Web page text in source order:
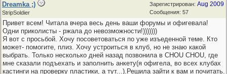
Зарегистрирован: Aug 2009
Сообщения: 57
Dreamka ;)
StripSoldier
Привет всем! Читала вчера весь день ваши форумы и офигевала!
Одни приколисты - ржала до невозможности!)))))))
Я вот с просьбой. Хочу посоветоваться по уже изъеденной теме. Кто
может- помогите, плиз. Хочу устроиться в клуб, но не знаю какой
выбрать. Только несколько дней назад позвонила в CHOU CHOU, где
мне сказали подъехать и заполнить анкету(я офигела, во всех клубах
кастинги на проверку пластики, а тут...).Решила зайти к вам и почитать.